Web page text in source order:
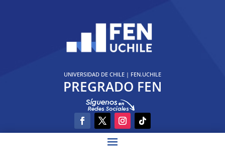
UNIVERSIDAD DE CHILE| FEN.UCHILE
PREGRADO FEN